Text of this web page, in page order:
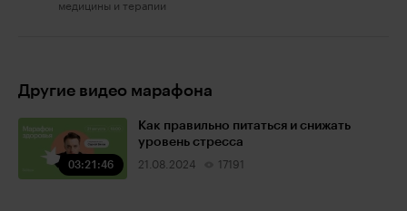
медицины и терапии
Другие видео марафона
03:21:46
Как правильно питаться и снижать
уровень стресса
21.08.2024 17191